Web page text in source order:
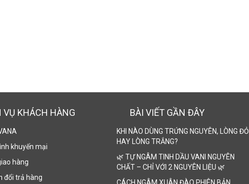
VỤ KHÁCH HÀNG
khuyến mại
hàng
đổi trả hàng
BÀI VIẾT GẦN ĐÂY
KHI NÀO DÙNG TRỨNG NGUYÊN, LÒNG ĐỎ
HAY LÒNG TRẮNG?
🌿 TỰ NGÂM TINH DẦU VANI NGUYÊN
CHẤT – CHỈ VỚI 2 NGUYÊN LIỆU 🌿